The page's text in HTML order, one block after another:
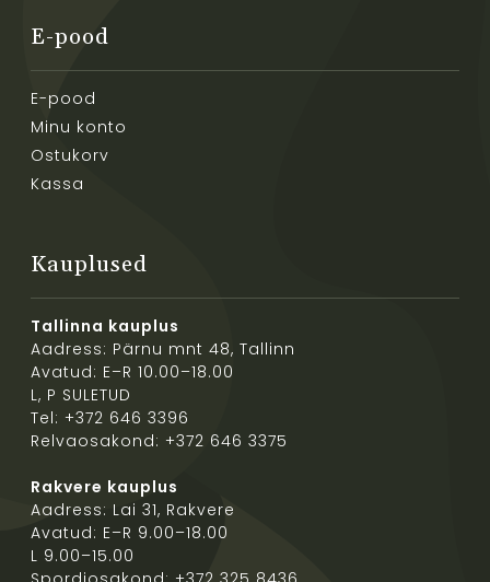
E-pood
E-pood
Minu konto
Ostukorv
Kassa
Kauplused
Tallinna kauplus
Aadress: Pärnu mnt 48, Tallinn
Avatud: E–R 10.00–18.00
L, P SULETUD
Tel: +372 646 3396
Relvaosakond: +372 646 3375
Rakvere kauplus
Aadress: Lai 31, Rakvere
Avatud: E–R 9.00–18.00
L 9.00–15.00